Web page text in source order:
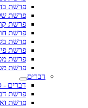
פרשת
פרשת
פרשת
פרשת
פרשת
פרשת
פרשת
פרשת
דברים
דברים -
פרשת
פרשת